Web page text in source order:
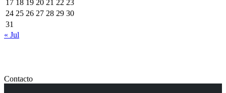
17 18 19 20 21 22 23
24 25 26 27 28 29 30
31
« Jul
Contacto